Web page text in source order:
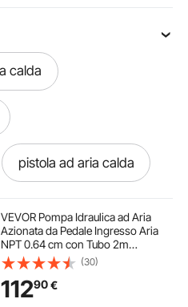
calda
pistola ad aria calda
pistola aria calda
VEVOR Pompa Idraulica ad Aria
Azionata da Pedale Ingresso Aria
NPT 0.64 cm con Tubo 2m
Capacità dell'Olio 1,6L, Pompa
Pneumatica a Pedale Pressione
Max. 10000 PSI con Tubo 2m
Capienza del Serbatoio 1,6L
(30)
11290€